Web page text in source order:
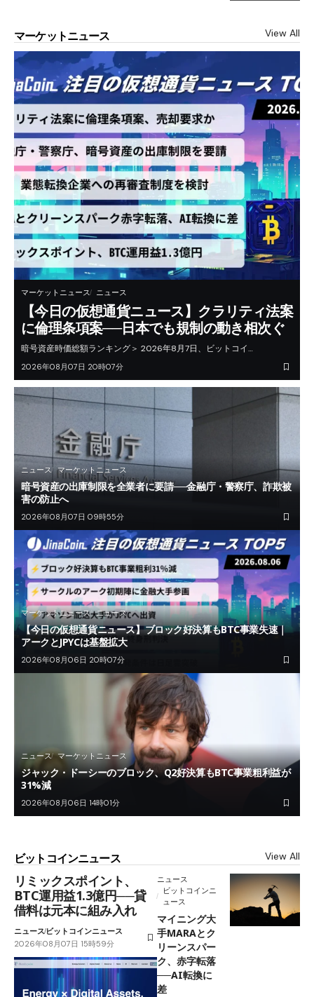
マーケットニュース View All
マーケットニュース ニュース
【今日の仮想通貨ニュース】クラリティ法案
に倫理条項案──日本でも規制の動き相次ぐ
暗号資産時価総額ランキング＞ 2026年8月7日、ビットコイ…
2026年08月07日 20時07分
ニュース マーケットニュース
暗号資産の出庫制限を全業者に要請──金融庁・警察庁、詐欺被
害の防止へ
2026年08月07日 09時55分
マーケットニュース ニュース
【今日の仮想通貨ニュース】ブロック好決算もBTC事業失速｜
アークとJPYCは基盤拡大
2026年08月06日 20時07分
ニュース マーケットニュース
ジャック・ドーシーのブロック、Q2好決算もBTC事業粗利益が
31%減
2026年08月06日 14時01分
ビットコインニュース View All
リミックスポイント、
BTC運用益1.3億円──貸
借料は元本に組み入れ
ニュースビットコインニュース
2026年08月07日 15時59分
ニュース
ビットコインニ
ュース
マイニング大
手MARAとク
リーンスパー
ク、赤字転落
──AI転換に
差